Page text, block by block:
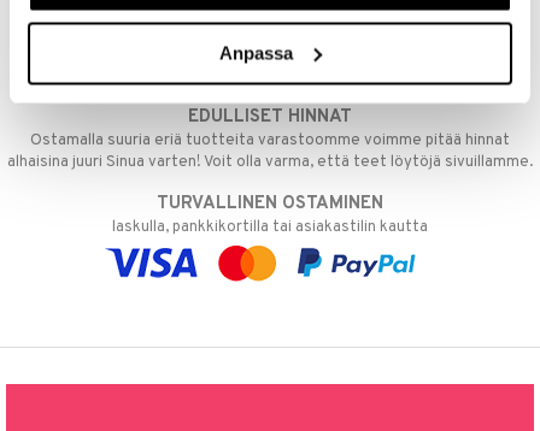
Anpassa
NOPEAT TOIMITUKSET
Ennen kello 13.00 tehdyt tilaukset lähetetään normaalisti samana
EDULLISET HINNAT
Ostamalla suuria eriä tuotteita varastoomme voimme pitää hinnat
alhaisina juuri Sinua varten! Voit olla varma, että teet löytöjä sivuillamme.
TURVALLINEN OSTAMINEN
laskulla, pankkikortilla tai asiakastilin kautta